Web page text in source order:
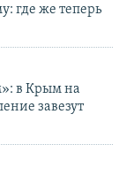
где же теперь
в Крым на
завезут